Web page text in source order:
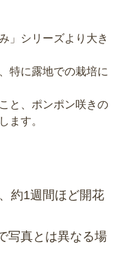
」シリーズより大き
特に露地での栽培に
と、ポンポン咲きの
ます。
約1週間ほど開花
写真とは異なる場